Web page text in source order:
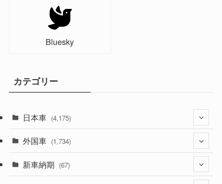
Bluesky
カテゴリー
日本車 (4,175)
(1,321)
(330)
外国車 (1,734)
新車納期 (67)